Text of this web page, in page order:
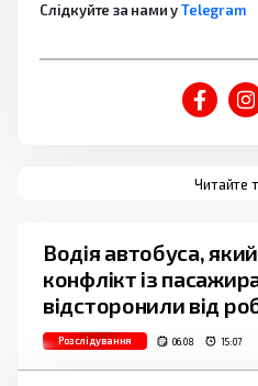
Слідкуйте за нами уTelegram
Читайте
Водія автобуса,
конфлікт із
відсторонили від
Розслідування 06.08 15:07